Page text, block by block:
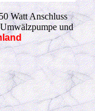
Watt Anschluss
und